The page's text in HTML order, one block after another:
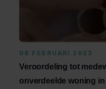
08 FEBRUARI 2023
Veroordeling tot
onverdeelde woning